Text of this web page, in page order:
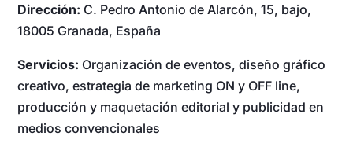
Dirección: C. Pedro Antonio de Alarcón, 15, bajo,
18005 Granada, España
Servicios: Organización de eventos, diseño gráfico
creativo, estrategia de marketing ON y OFF line,
producción y maquetación editorial y publicidad en
medios convencionales